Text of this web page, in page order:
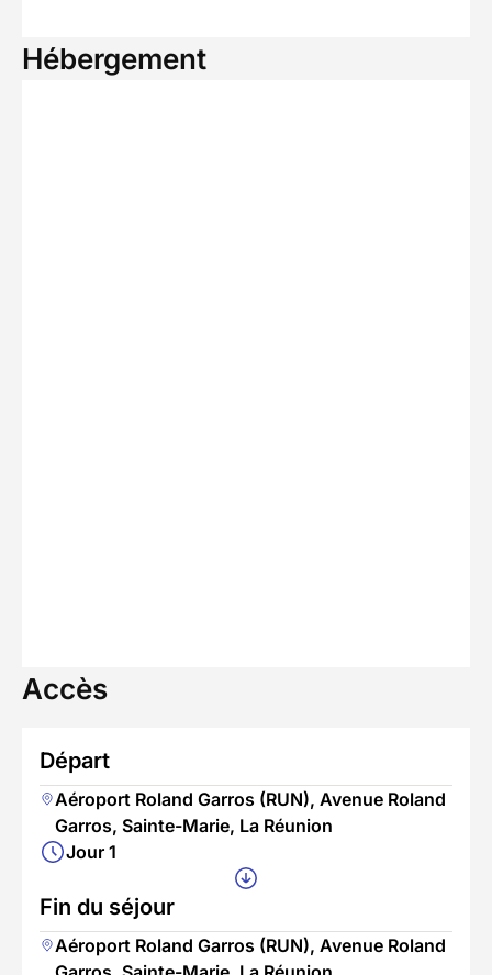
Hébergement
Accès
Départ
Aéroport Roland Garros (RUN), Avenue Roland
Garros, Sainte-Marie, La Réunion
Jour 1
Fin du séjour
Aéroport Roland Garros (RUN), Avenue Roland